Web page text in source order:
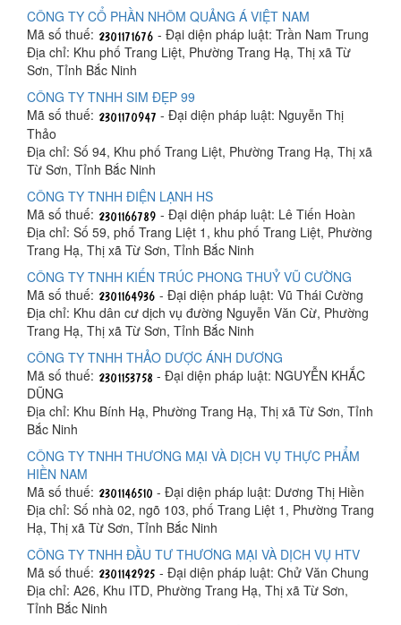
CÔNG TY CỔ PHẦN NHÔM QUẢNG Á VIỆT NAM
Mã số thuế:
- Đại diện pháp luật: Trần Nam Trung
Địa chỉ: Khu phố Trang Liệt, Phường Trang Hạ, Thị xã Từ
Sơn, Tỉnh Bắc Ninh
CÔNG TY TNHH SIM ĐẸP 99
Mã số thuế:
- Đại diện pháp luật: Nguyễn Thị
Thảo
Địa chỉ: Số 94, Khu phố Trang Liệt, Phường Trang Hạ, Thị xã
Từ Sơn, Tỉnh Bắc Ninh
CÔNG TY TNHH ĐIỆN LẠNH HS
Mã số thuế:
- Đại diện pháp luật: Lê Tiến Hoàn
Địa chỉ: Số 59, phố Trang Liệt 1, khu phố Trang Liệt, Phường
Trang Hạ, Thị xã Từ Sơn, Tỉnh Bắc Ninh
CÔNG TY TNHH KIẾN TRÚC PHONG THUỶ VŨ CƯỜNG
Mã số thuế:
- Đại diện pháp luật: Vũ Thái Cường
Địa chỉ: Khu dân cư dịch vụ đường Nguyễn Văn Cừ, Phường
Trang Hạ, Thị xã Từ Sơn, Tỉnh Bắc Ninh
CÔNG TY TNHH THẢO DƯỢC ÁNH DƯƠNG
Mã số thuế:
- Đại diện pháp luật: NGUYỄN KHẮC
DŨNG
Địa chỉ: Khu Bính Hạ, Phường Trang Hạ, Thị xã Từ Sơn, Tỉnh
Bắc Ninh
CÔNG TY TNHH THƯƠNG MẠI VÀ DỊCH VỤ THỰC PHẨM
HIỀN NAM
Mã số thuế:
- Đại diện pháp luật: Dương Thị Hiền
Địa chỉ: Số nhà 02, ngõ 103, phố Trang Liệt 1, Phường Trang
Hạ, Thị xã Từ Sơn, Tỉnh Bắc Ninh
CÔNG TY TNHH ĐẦU TƯ THƯƠNG MẠI VÀ DỊCH VỤ HTV
Mã số thuế:
- Đại diện pháp luật: Chử Văn Chung
Địa chỉ: A26, Khu ITD, Phường Trang Hạ, Thị xã Từ Sơn,
Tỉnh Bắc Ninh